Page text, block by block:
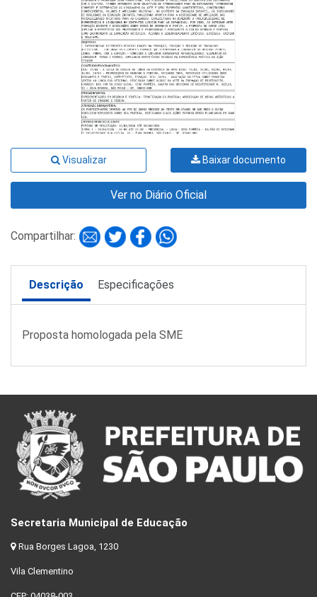
Visualizar Baixar documento
Ver no Diário Oficial
Compartilhar:
Descrição Especificações
Proposta homologada pela SME
Secretaria Municipal de Educação
Rua Borges Lagoa, 1230
Vila Clementino